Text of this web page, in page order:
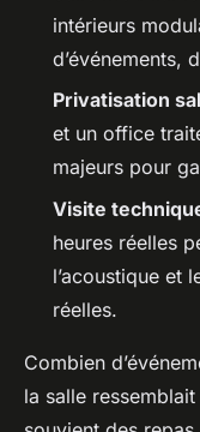
intérieurs
d’événements,
Privatisation
et un office
majeurs pour
Visite
heures réelles
l’acoustique et
réelles.
Combien
la salle